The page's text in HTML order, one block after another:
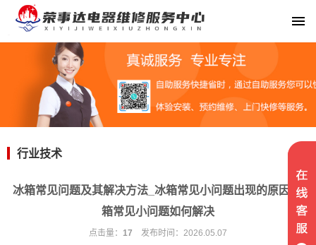
行业技术
冰箱常见问题及其解决方法_冰箱常见小问题出现的原因 冰
箱常见小问题如何解决
点击量： 17 发布时间：2026.05.07